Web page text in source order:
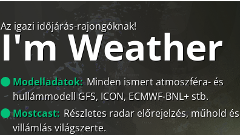
Az igazi időjárás-rajongóknak!
I'm Weather
Modelladatok: Minden ismert atmoszféra- és
hullámmodell GFS, ICON, ECMWF-BNL+ stb.
Mostcast: Részletes radar előrejelzés, műhold és
villámlás világszerte.